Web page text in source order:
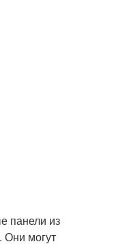
панели из
Они могут